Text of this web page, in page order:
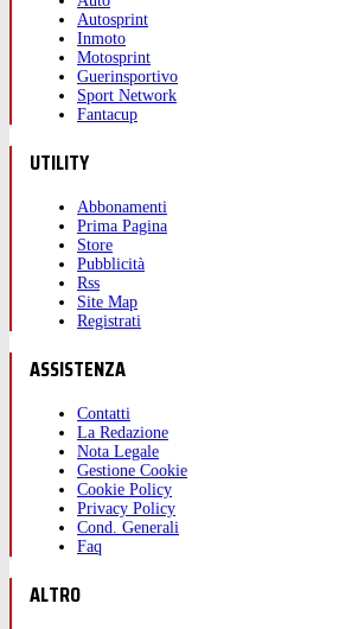
Autosprint
Inmoto
Motosprint
Guerinsportivo
Sport Network
Fantacup
UTILITY
Abbonamenti
Prima Pagina
Store
Pubblicità
Rss
Site Map
Registrati
ASSISTENZA
Contatti
La Redazione
Nota Legale
Gestione Cookie
Cookie Policy
Privacy Policy
Cond. Generali
Faq
ALTRO